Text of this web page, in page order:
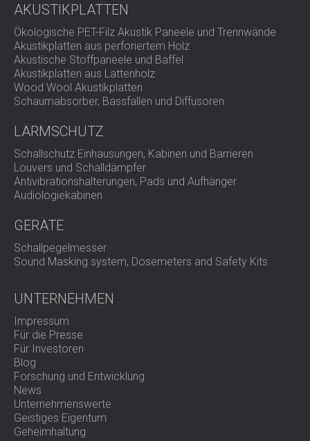
AKUSTIKPLATTEN
Ökologische PET-Filz Akustik Paneele und Trennwände
Akustikplatten aus perforiertem Holz
Akustische Stoffpaneele und Baffel
Akustikplatten aus Lattenholz
Wood Wool Akustikplatten
Schaumabsorber, Bassfallen und Diffusoren
LÄRMSCHUTZ
Schallschutz Einhausungen, Kabinen und Barrieren
Louvers und Schalldämpfer
Antivibrationshalterungen, Pads und Aufhänger
Audiologiekabinen
GERÄTE
Schallpegelmesser
Sound Masking system, Dosemeters and Safety Kits
UNTERNEHMEN
Impressum
Für die Presse
Für Investoren
Blog
Forschung und Entwicklung
News
Unternehmenswerte
Geistiges Eigentum
Geheimhaltung